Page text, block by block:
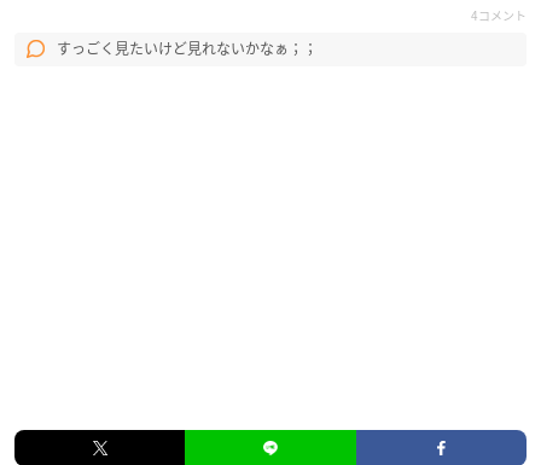
4コメント
すっごく見たいけど見れないかなぁ；；